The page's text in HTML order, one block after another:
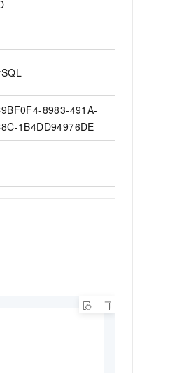
8983-491A-
1B4DD94976DE